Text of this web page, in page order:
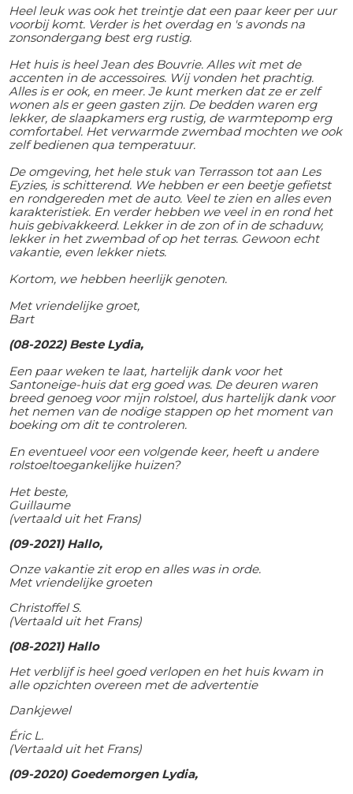
Heel leuk was ook het treintje dat een paar keer per uur
voorbij komt. Verder is het overdag en 's avonds na
zonsondergang best erg rustig.
Het huis is heel Jean des Bouvrie. Alles wit met de
accenten in de accessoires. Wij vonden het prachtig.
Alles is er ook, en meer. Je kunt merken dat ze er zelf
wonen als er geen gasten zijn. De bedden waren erg
lekker, de slaapkamers erg rustig, de warmtepomp erg
comfortabel. Het verwarmde zwembad mochten we ook
zelf bedienen qua temperatuur.
De omgeving, het hele stuk van Terrasson tot aan Les
Eyzies, is schitterend. We hebben er een beetje gefietst
en rondgereden met de auto. Veel te zien en alles even
karakteristiek. En verder hebben we veel in en rond het
huis gebivakkeerd. Lekker in de zon of in de schaduw,
lekker in het zwembad of op het terras. Gewoon echt
vakantie, even lekker niets.
Kortom, we hebben heerlijk genoten.
Met vriendelijke groet,
Bart
(08-2022) Beste Lydia,
Een paar weken te laat, hartelijk dank voor het
Santoneige-huis dat erg goed was. De deuren waren
breed genoeg voor mijn rolstoel, dus hartelijk dank voor
het nemen van de nodige stappen op het moment van
boeking om dit te controleren.
En eventueel voor een volgende keer, heeft u andere
rolstoeltoegankelijke huizen?
Het beste,
Guillaume
(vertaald uit het Frans)
(09-2021) Hallo,
Onze vakantie zit erop en alles was in orde.
Met vriendelijke groeten
Christoffel S.
(Vertaald uit het Frans)
(08-2021) Hallo
Het verblijf is heel goed verlopen en het huis kwam in
alle opzichten overeen met de advertentie
Dankjewel
Éric L.
(Vertaald uit het Frans)
(09-2020) Goedemorgen Lydia,